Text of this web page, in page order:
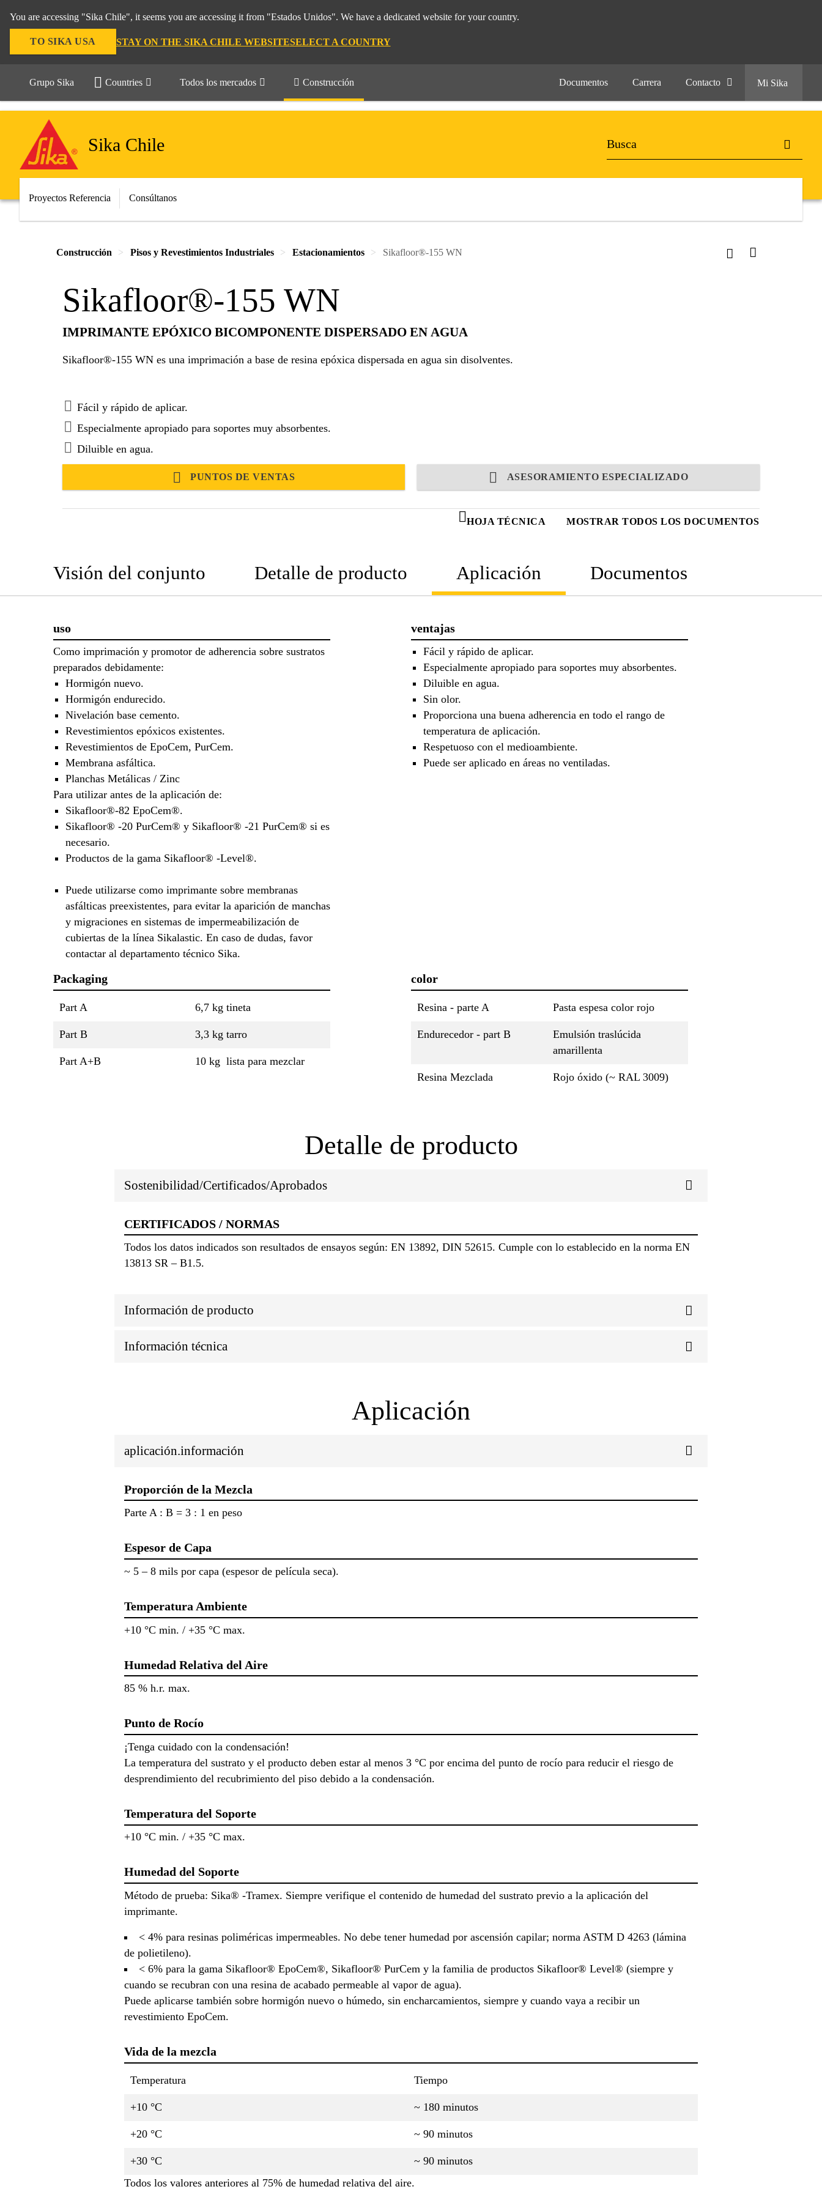
You are accessing "Sika Chile", it seems you are accessing it from "Estados Unidos". We have a dedicated website for your country.
TO SIKA USA STAY ON THE SIKA CHILE WEBSITESELECT A COUNTRY
Grupo Sika Countries Todos los mercados Construcción Documentos Carrera Contacto Mi Sika
Sika Chile
Proyectos Referencia Consúltanos
Construcción Pisos y Revestimientos Industriales Estacionamientos Sikafloor®-155 WN
Sikafloor®-155 WN
IMPRIMANTE EPÓXICO BICOMPONENTE DISPERSADO EN AGUA
Sikafloor®-155 WN es una imprimación a base de resina epóxica dispersada en agua sin disolventes.
Fácil y rápido de aplicar.
Especialmente apropiado para soportes muy absorbentes.
Diluible en agua.
PUNTOS DE VENTAS ASESORAMIENTO ESPECIALIZADO
HOJA TÉCNICA MOSTRAR TODOS LOS DOCUMENTOS
Visión del conjunto Detalle de producto Aplicación Documentos
uso
Como imprimación y promotor de adherencia sobre sustratos
preparados debidamente:
Hormigón nuevo.
Hormigón endurecido.
Nivelación base cemento.
Revestimientos epóxicos existentes.
Revestimientos de EpoCem, PurCem.
Membrana asfáltica.
Planchas Metálicas / Zinc
Para utilizar antes de la aplicación de:
Sikafloor®-82 EpoCem®.
Sikafloor® -20 PurCem® y Sikafloor® -21 PurCem® si es
necesario.
Productos de la gama Sikafloor® -Level®.
Puede utilizarse como imprimante sobre membranas
asfálticas preexistentes, para evitar la aparición de manchas
y migraciones en sistemas de impermeabilización de
cubiertas de la línea Sikalastic. En caso de dudas, favor
contactar al departamento técnico Sika.
ventajas
Fácil y rápido de aplicar.
Especialmente apropiado para soportes muy absorbentes.
Diluible en agua.
Sin olor.
Proporciona una buena adherencia en todo el rango de
temperatura de aplicación.
Respetuoso con el medioambiente.
Puede ser aplicado en áreas no ventiladas.
Packaging
Part A 6,7 kg tineta
Part B 3,3 kg tarro
Part A+B 10 kg lista para mezclar
color
Resina - parte A Pasta espesa color rojo
Endurecedor - part B
Emulsión traslúcida
amarillenta
Resina Mezclada Rojo óxido (~ RAL 3009)
Detalle de producto
Sostenibilidad/Certificados/Aprobados
CERTIFICADOS / NORMAS
Todos los datos indicados son resultados de ensayos según: EN 13892, DIN 52615. Cumple con lo establecido en la norma EN
13813 SR – B1.5.
Información de producto
Información técnica
Aplicación
aplicación.información
Proporción de la Mezcla
Parte A : B = 3 : 1 en peso
Espesor de Capa
~ 5 – 8 mils por capa (espesor de película seca).
Temperatura Ambiente
+10 °C min. / +35 °C max.
Humedad Relativa del Aire
85 % h.r. max.
Punto de Rocío
¡Tenga cuidado con la condensación!
La temperatura del sustrato y el producto deben estar al menos 3 °C por encima del punto de rocío para reducir el riesgo de
desprendimiento del recubrimiento del piso debido a la condensación.
Temperatura del Soporte
+10 °C min. / +35 °C max.
Humedad del Soporte
Método de prueba: Sika® -Tramex. Siempre verifique el contenido de humedad del sustrato previo a la aplicación del
imprimante.
< 4% para resinas poliméricas impermeables. No debe tener humedad por ascensión capilar; norma ASTM D 4263 (lámina
de polietileno).
< 6% para la gama Sikafloor® EpoCem®, Sikafloor® PurCem y la familia de productos Sikafloor® Level® (siempre y
cuando se recubran con una resina de acabado permeable al vapor de agua).
Puede aplicarse también sobre hormigón nuevo o húmedo, sin encharcamientos, siempre y cuando vaya a recibir un
revestimiento EpoCem.
Vida de la mezcla
Temperatura Tiempo
+10 °C ~ 180 minutos
+20 °C ~ 90 minutos
+30 °C
~ 90 minutos
Todos los valores anteriores al 75% de humedad relativa del aire.